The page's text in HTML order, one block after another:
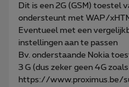
Dit is een 2G (GSM) toestel
ondersteunt met WAP/
Eventueel met een
instellingen aan te passen
Bv. onderstaande Nokia
3 G (dus zeker geen 4G
https://